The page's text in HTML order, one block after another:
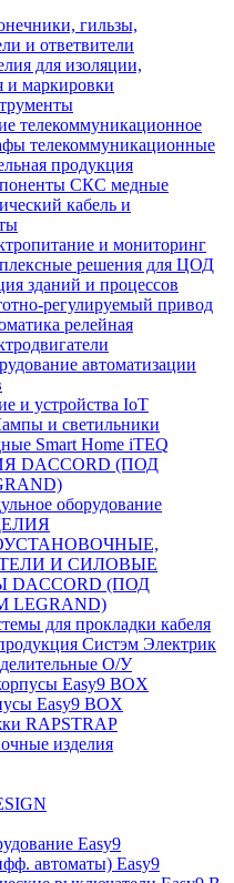
гильзы,
и ответвители
для изоляции,
и маркировки
телекоммуникационное
телекоммуникационные
продукция
СКС медные
кабель и
и мониторинг
решения для ЦОД
зданий и процессов
регулируемый привод
релейная
автоматизации
и устройства IoT
и светильники
Smart Home iTEQ
DACCORD (ПОД
оборудование
И СИЛОВЫЕ
DACCORD (ПОД
LEGRAND)
для прокладки кабеля
Систэм Электрик
О/У
Easy9 BOX
Easy9 BOX
RAPSTRAP
изделия
Easy9
автоматы) Easy9